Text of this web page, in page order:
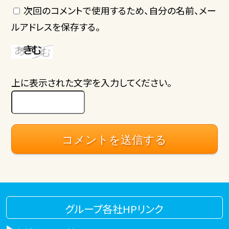
次回のコメントで使用するため、自分の名前、メー
ルアドレスを保存する。
上に表示された文字を入力してください。
グループ各社HPリンク